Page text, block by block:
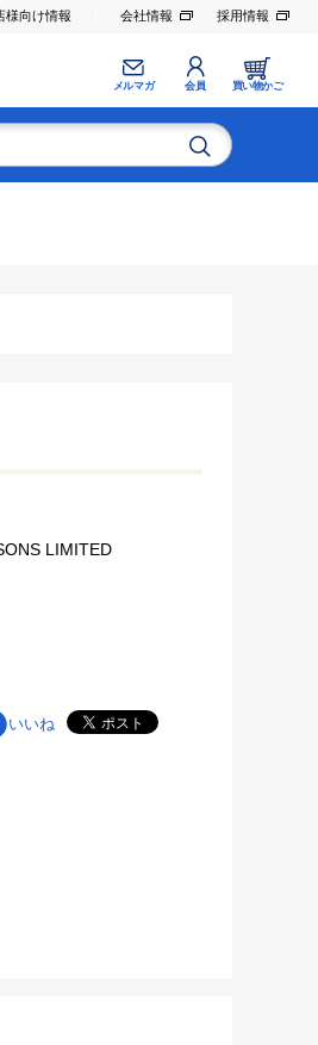
様向け情報 会社情報 採用情報
メルマガ 会員 買い物かご
LIMITED
いいね